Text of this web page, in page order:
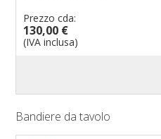
Prezzo cda:
130,00 €
(IVA inclusa)
Bandiere da tavolo